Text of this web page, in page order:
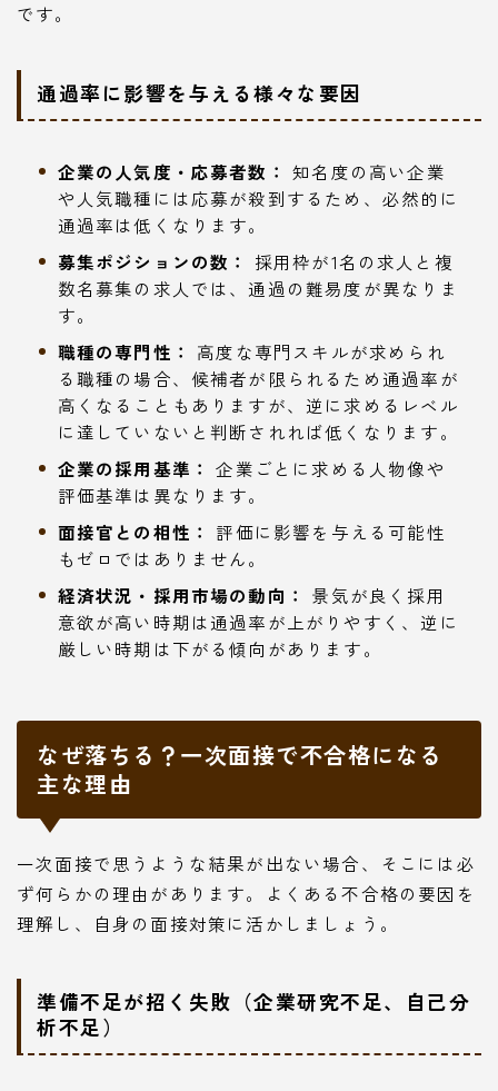
です。
通過率に影響を与える様々な要因
企業の人気度・応募者数： 知名度の高い企業
や人気職種には応募が殺到するため、必然的に
通過率は低くなります。
募集ポジションの数：
採用枠が1名の求人と複
数名募集の求人では、通過の難易度が異なりま
す。
職種の専門性：
高度な専門スキルが求められ
る職種の場合、候補者が限られるため通過率が
高くなることもありますが、逆に求めるレベル
に達していないと判断されれば低くなります。
企業の採用基準： 企業ごとに求める人物像や
評価基準は異なります。
面接官との相性：
評価に影響を与える可能性
もゼロではありません。
経済状況・採用市場の動向：
景気が良く採用
意欲が高い時期は通過率が上がりやすく、逆に
厳しい時期は下がる傾向があります。
なぜ落ちる？一次面接で不合格になる
主な理由
一次面接で思うような結果が出ない場合、そこには必
ず何らかの理由があります。よくある不合格の要因を
理解し、自身の面接対策に活かしましょう。
準備不足が招く失敗（企業研究不足、自己分
析不足）